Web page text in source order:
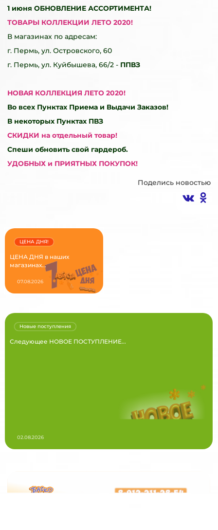
1 июня ОБНОВЛЕНИЕ АССОРТИМЕНТА!
ТОВАРЫ КОЛЛЕКЦИИ ЛЕТО 2020!
В магазинах по адресам:
г. Пермь, ул. Островского, 60
г. Пермь, ул. Куйбышева, 66/2 - ППВЗ
НОВАЯ КОЛЛЕКЦИЯ ЛЕТО 2020!
Во всех Пунктах Приема и Выдачи Заказов!
В некоторых Пунктах ПВЗ
СКИДКИ на отдельный товар!
Спеши обновить свой гардероб.
УДОБНЫХ и ПРИЯТНЫХ ПОКУПОК!
Поделись новостью
ЦЕНА ДНЯ в наших
магазинах...
ЦЕНА ДНЯ!
07.08.2026
Следующее НОВОЕ ПОСТУПЛЕНИЕ...
Новые поступления
02.08.2026